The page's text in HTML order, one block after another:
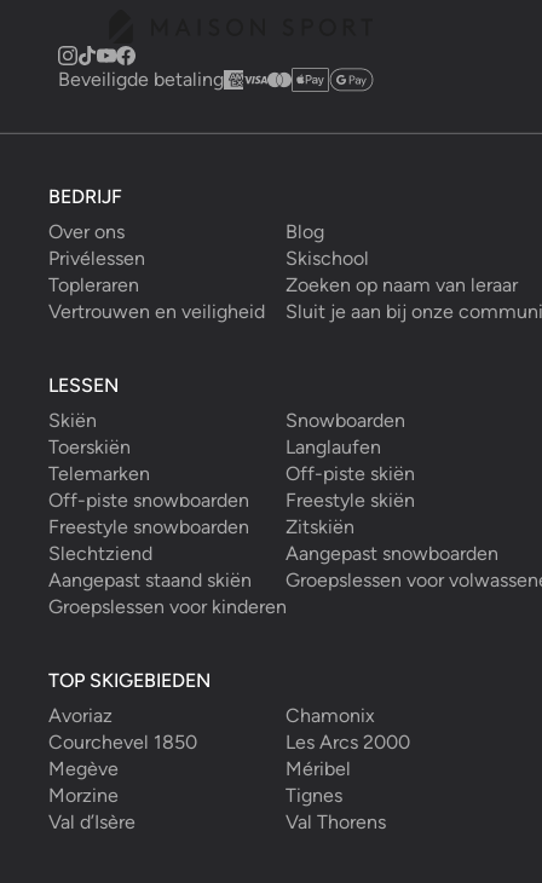
Beveiligde betaling
BEDRIJF
Over ons
Blog
Privélessen
Skischool
Topleraren
Zoeken op naam van leraar
Vertrouwen en veiligheid
Sluit je aan bij onze
LESSEN
Skiën
Snowboarden
Toerskiën
Langlaufen
Telemarken
Off-piste skiën
Off-piste snowboarden
Freestyle skiën
Freestyle snowboarden
Zitskiën
Slechtziend
Aangepast snowboarden
Aangepast staand skiën
Groepslessen voor
Groepslessen voor kinderen
TOP SKIGEBIEDEN
Avoriaz
Chamonix
Courchevel 1850
Les Arcs 2000
Megève
Méribel
Morzine
Tignes
Val d’Isère
Val Thorens